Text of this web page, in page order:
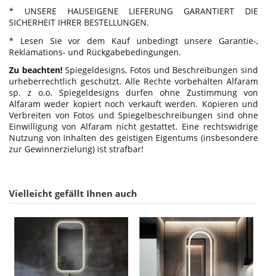
* UNSERE HAUSEIGENE LIEFERUNG GARANTIERT DIE
SICHERHEIT IHRER BESTELLUNGEN.
* Lesen Sie vor dem Kauf unbedingt unsere Garantie-,
Reklamations- und Rückgabebedingungen.
Zu beachten!Spiegeldesigns, Fotos und Beschreibungen sind
urheberrechtlich geschützt. Alle Rechte vorbehalten Alfaram
sp. z o.o. Spiegeldesigns dürfen ohne Zustimmung von
Alfaram weder kopiert noch verkauft werden. Kopieren und
Verbreiten von Fotos und Spiegelbeschreibungen sind ohne
Einwilligung von Alfaram nicht gestattet. Eine rechtswidrige
Nutzung von Inhalten des geistigen Eigentums (insbesondere
zur Gewinnerzielung) ist strafbar!
Vielleicht gefällt Ihnen auch